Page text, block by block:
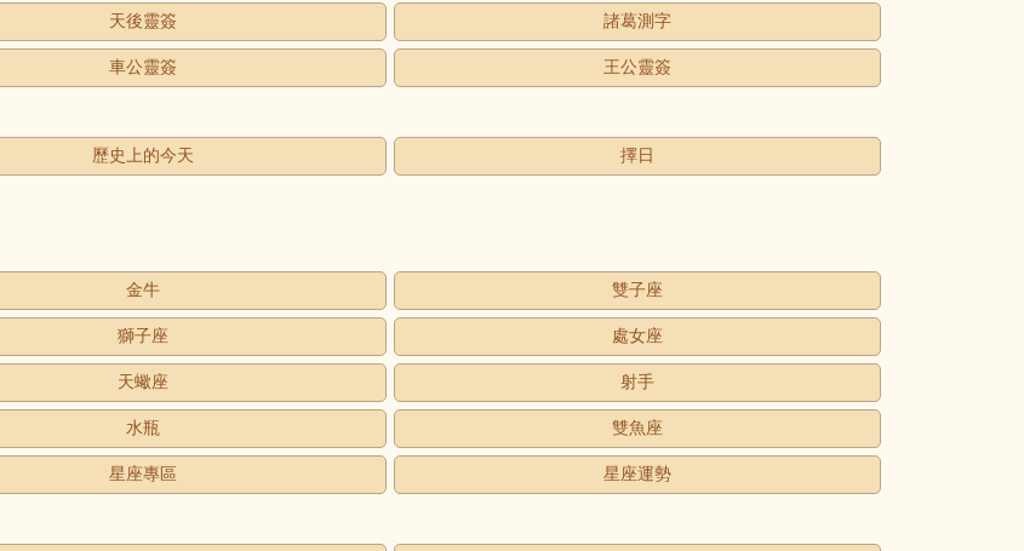
天後靈簽 諸葛測字
車公靈簽 王公靈簽
歷史上的今天 擇日
金牛 雙子座
獅子座 處女座
天蠍座 射手
水瓶 雙魚座
星座專區 星座運勢